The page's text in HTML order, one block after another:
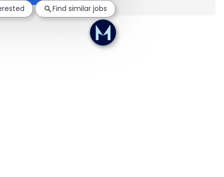
Find similar jobs